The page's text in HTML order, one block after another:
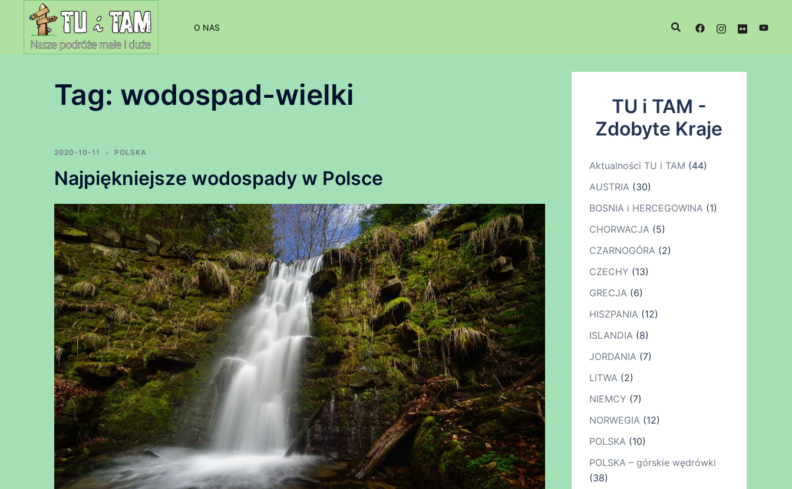
O NAS
Tag: wodospad-wielki
2020-10-11 POLSKA
Najpiękniejsze wodospady w Polsce
TU i TAM -
Zdobyte Kraje
Aktualności TU i TAM (44)
AUSTRIA(30)
BOSNIA i HERCEGOWINA(1)
CHORWACJA(5)
CZARNOGÓRA(2)
CZECHY (13)
GRECJA(6)
HISZPANIA(12)
ISLANDIA(8)
JORDANIA(7)
LITWA(2)
NIEMCY (7)
NORWEGIA(12)
POLSKA(10)
POLSKA – górskie wędrówki
(38)